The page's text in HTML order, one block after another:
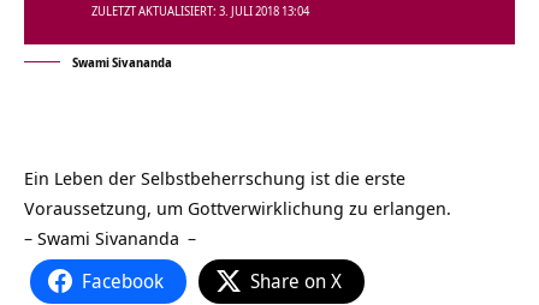
ZULETZT AKTUALISIERT: 3. JULI 2018 13:04
Swami Sivananda
Ein Leben der Selbstbeherrschung ist die erste
Voraussetzung, um Gottverwirklichung zu erlangen.
– Swami Sivananda –
Facebook Share on X